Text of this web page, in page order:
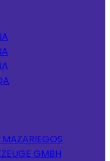
MAZARIEGOS
GMBH